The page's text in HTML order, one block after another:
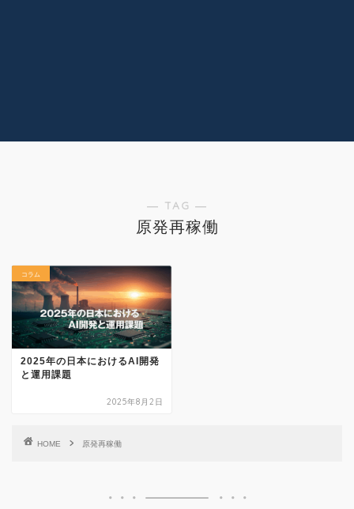
― TAG ―
原発再稼働
コラム
2025年の日本におけるAI開発
と運用課題
2025年8月2日
HOME 原発再稼働